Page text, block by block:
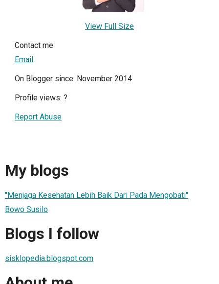
View Full Size
Contact me
Email
On Blogger since: November 2014
Profile views: ?
Report Abuse
My blogs
"Menjaga Kesehatan Lebih Baik Dari Pada Mengobati"
Bowo Susilo
Blogs I follow
sisklopedia.blogspot.com